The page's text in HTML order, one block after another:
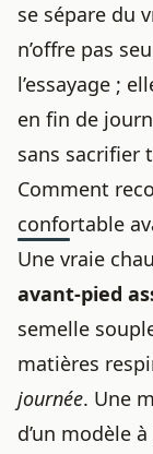
se sépare du
n’offre pas
l’essayage ;
en fin de
sans sacrifier
Comment
confortable
Une vraie
avant-pied
semelle
matières
journée. Une
d’un modèle